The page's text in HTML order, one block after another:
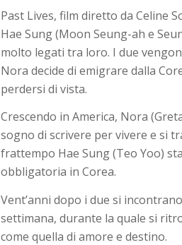
Past Lives, film diretto da Celine
Hae Sung (Moon Seung-ah e
molto legati tra loro. I due
Nora decide di emigrare dalla
perdersi di vista.
Crescendo in America, Nora
sogno di scrivere per vivere e si
frattempo Hae Sung (Teo Yoo)
obbligatoria in Corea.
Vent’anni dopo i due si
settimana, durante la quale si
come quella di amore e destino.